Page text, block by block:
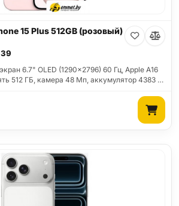
15 Plus 512GB (розовый)
6.7" OLED (1290x2796) 60 Гц, Apple A16
512 ГБ, камера 48 Мп, аккумулятор 4383 …